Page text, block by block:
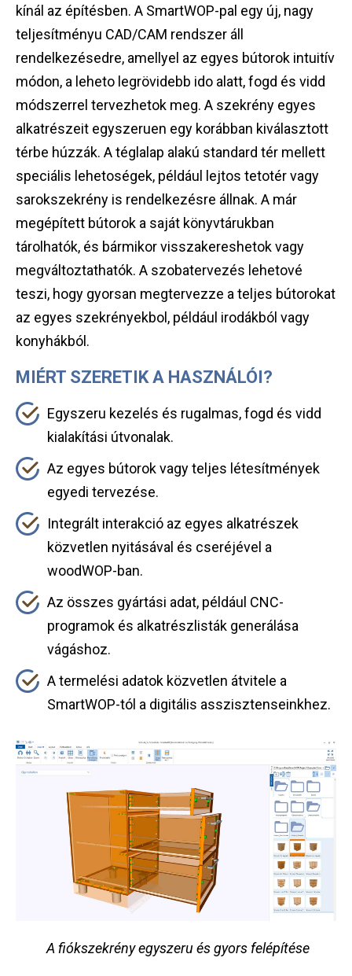
kínál az építésben. A SmartWOP-pal egy új, nagy
teljesítményu CAD/CAM rendszer áll
rendelkezésedre, amellyel az egyes bútorok intuitív
módon, a leheto legrövidebb ido alatt, fogd és vidd
módszerrel tervezhetok meg. A szekrény egyes
alkatrészeit egyszeruen egy korábban kiválasztott
térbe húzzák. A téglalap alakú standard tér mellett
speciális lehetoségek, például lejtos tetotér vagy
sarokszekrény is rendelkezésre állnak. A már
megépített bútorok a saját könyvtárukban
tárolhatók, és bármikor visszakereshetok vagy
megváltoztathatók. A szobatervezés lehetové
teszi, hogy gyorsan megtervezze a teljes bútorokat
az egyes szekrényekbol, például irodákból vagy
konyhákból.
MIÉRT SZERETIK A HASZNÁLÓI?
Egyszeru kezelés és rugalmas, fogd és vidd
kialakítási útvonalak.
Az egyes bútorok vagy teljes létesítmények
egyedi tervezése.
Integrált interakció az egyes alkatrészek
közvetlen nyitásával és cseréjével a
woodWOP-ban.
Az összes gyártási adat, például CNC-
programok és alkatrészlisták generálása
vágáshoz.
A termelési adatok közvetlen átvitele a
SmartWOP-tól a digitális asszisztenseinkhez.
A fiókszekrény egyszeru és gyors felépítése